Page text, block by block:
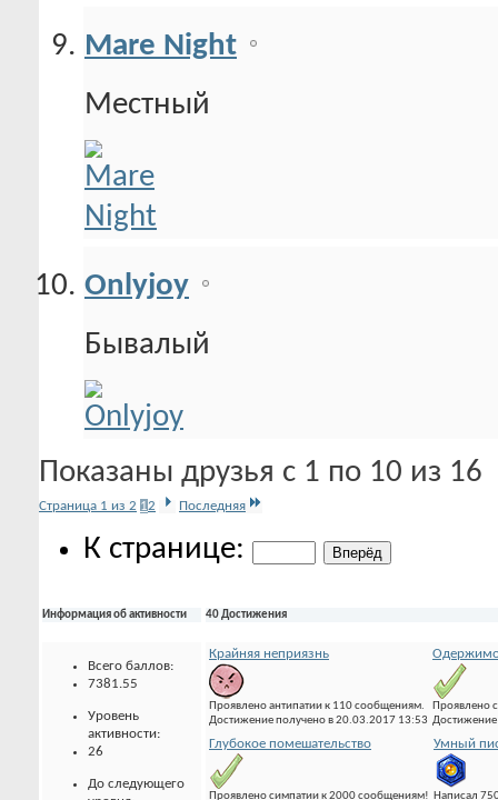
Mare Night
Местный
Onlyjoy
Бывалый
Показаны друзья с 1 по 10 из 16
Страница 1 из 2 12 Последняя
К странице:
Информация об активности
Всего баллов:
7381.55
Уровень
активности:
26
До следующего
40 Достижения
Крайняя неприязнь
Проявлено антипатии к 110 сообщениям.
Достижение получено в 20.03.2017 13:53
Проявлено
Глубокое помешательство
Проявлено симпатии к 2000 сообщениям!
Умный
Написал